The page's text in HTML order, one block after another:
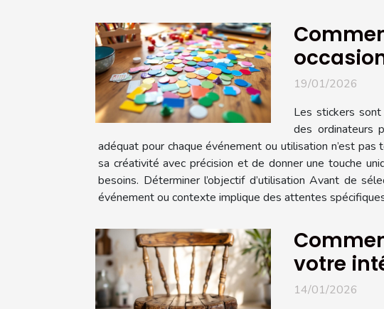
19/01/2026
Les stickers
des ordinateurs
adéquat pour chaque événement ou utilisation n’est
sa créativité avec précision et de donner une touche
besoins. Déterminer l’objectif d’utilisation Avant de
événement ou contexte implique des attentes
votre
14/01/2026